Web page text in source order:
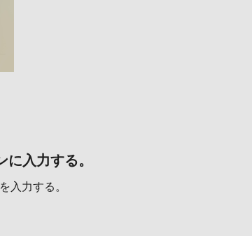
入力する。
入力する。